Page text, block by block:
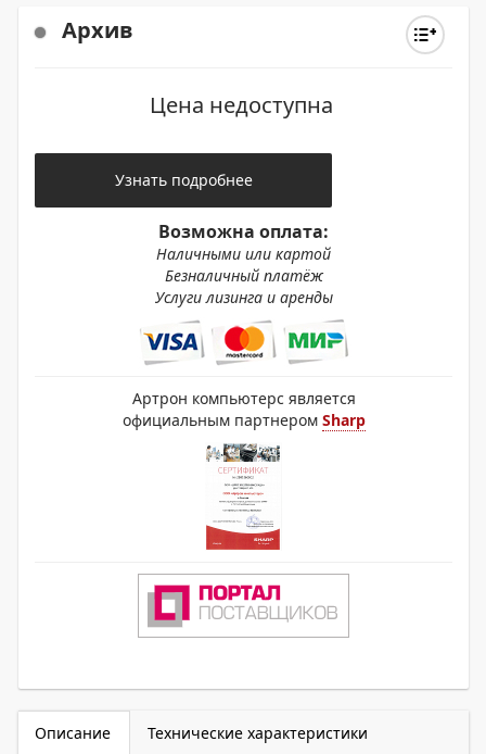
Архив
Цена недоступна
Узнать подробнее
Возможна оплата:
Наличными или картой
Безналичный платёж
Услуги лизинга и аренды
Артрон компьютерс является
официальным партнером Sharp
Описание Технические характеристики